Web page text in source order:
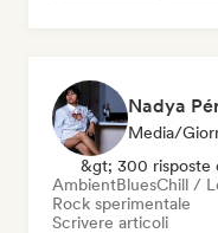
Nadya
Media/
&gt; 300 risposte
AmbientBluesChill /
Rock sperimentale
Scrivere articoli